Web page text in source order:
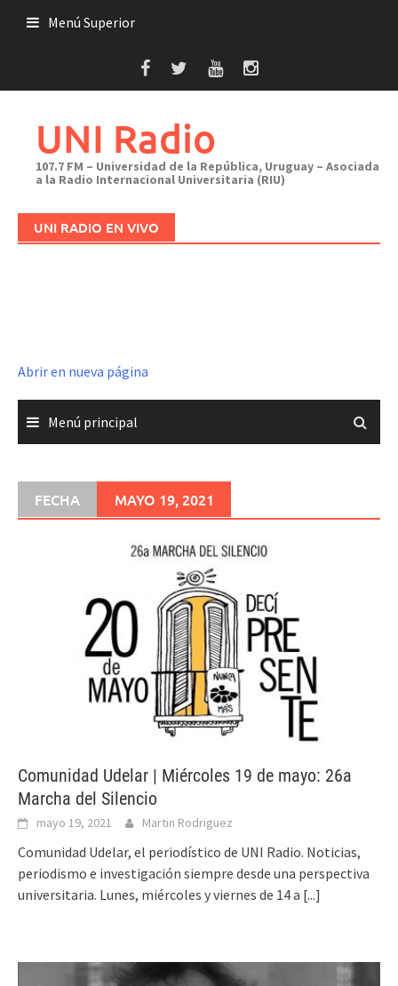
Menú Superior
UNI Radio
107.7 FM – Universidad de la República, Uruguay – Asociada
a la Radio Internacional Universitaria (RIU)
UNI RADIO EN VIVO
Abrir en nueva página
Menú principal
FECHA MAYO 19, 2021
Comunidad Udelar | Miércoles 19 de mayo: 26a
Marcha del Silencio
mayo 19, 2021 Martin Rodriguez
Comunidad Udelar, el periodístico de UNI Radio. Noticias,
periodismo e investigación siempre desde una perspectiva
universitaria. Lunes, miércoles y viernes de 14 a [...]